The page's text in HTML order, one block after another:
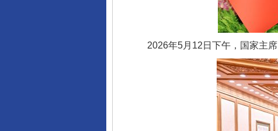
2026年5月12日下午，国家主席